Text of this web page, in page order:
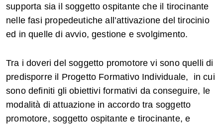
supporta sia il soggetto ospitante che il tirocinante
nelle fasi propedeutiche all’attivazione del tirocinio
ed in quelle di avvio, gestione e svolgimento.
Tra i doveri del soggetto promotore vi sono quelli di
predisporre il Progetto Formativo Individuale, in cui
sono definiti gli obiettivi formativi da conseguire, le
modalità di attuazione in accordo tra soggetto
promotore, soggetto ospitante e tirocinante, e